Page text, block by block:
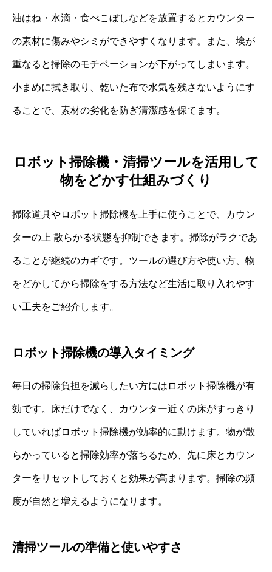
油はね・水滴・食べこぼしなどを放置するとカウンター
の素材に傷みやシミができやすくなります。また、埃が
重なると掃除のモチベーションが下がってしまいます。
小まめに拭き取り、乾いた布で水気を残さないようにす
ることで、素材の劣化を防ぎ清潔感を保てます。
ロボット掃除機・清掃ツールを活用して
物をどかす仕組みづくり
掃除道具やロボット掃除機を上手に使うことで、カウン
ターの上 散らかる状態を抑制できます。掃除がラクであ
ることが継続のカギです。ツールの選び方や使い方、物
をどかしてから掃除をする方法など生活に取り入れやす
い工夫をご紹介します。
ロボット掃除機の導入タイミング
毎日の掃除負担を減らしたい方にはロボット掃除機が有
効です。床だけでなく、カウンター近くの床がすっきり
していればロボット掃除機が効率的に動けます。物が散
らかっていると掃除効率が落ちるため、先に床とカウン
ターをリセットしておくと効果が高まります。掃除の頻
度が自然と増えるようになります。
清掃ツールの準備と使いやすさ